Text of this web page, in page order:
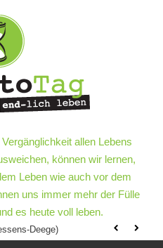
leben
allen Lebens
können wir lernen,
Leben wie auch vor dem
uns immer mehr der Fülle
es heute voll leben.
Deege)